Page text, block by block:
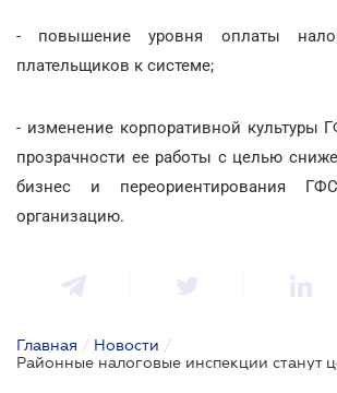
- повышение уровня оплаты
плательщиков к системе;
- изменение корпоративной культуры
прозрачности ее работы с целью
бизнес и переориентирования
организацию.
Главная / Новости /